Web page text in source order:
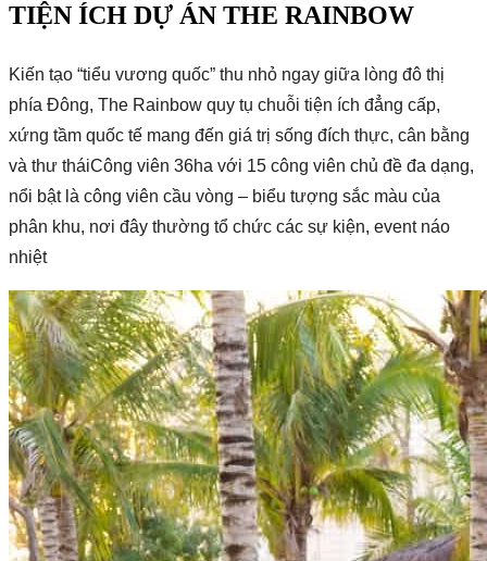
TIỆN ÍCH DỰ ÁN THE RAINBOW
Kiến tạo “tiểu vương quốc” thu nhỏ ngay giữa lòng đô thị
phía Đông, The Rainbow quy tụ chuỗi tiện ích đẳng cấp,
xứng tầm quốc tế mang đến giá trị sống đích thực, cân bằng
và thư tháiCông viên 36ha với 15 công viên chủ đề đa dạng,
nổi bật là công viên cầu vòng – biểu tượng sắc màu của
phân khu, nơi đây thường tổ chức các sự kiện, event náo
nhiệt